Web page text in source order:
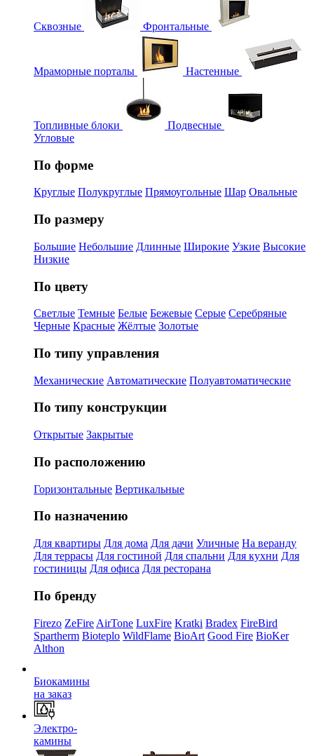
Сквозные Фронтальные
Мраморные порталы Настенные
Топливные блоки
Подвесные
Угловые
По форме
Круглые Полукруглые Прямоугольные Шар Овальные
По размеру
Большие Небольшие Длинные Широкие Узкие Высокие
Низкие
По цвету
Светлые Темные Белые Бежевые Серые Серебряные
Черные Красные Жёлтые Золотые
По типу управления
Механические Автоматические Полуавтоматические
По типу конструкции
Открытые Закрытые
По расположению
Горизонтальные Вертикальные
По назначению
Для квартиры Для дома Для дачи Уличные На веранду
Для террасы Для гостиной Для спальни Для кухни Для
гостиницы Для офиса Для ресторана
По бренду
Firezo ZeFire AirTone LuxFire Kratki Bradex FireBird
Spartherm Bioteplo WildFlame BioArt Good Fire BioKer
Althon
Биокамины
на заказ
Электро-
камины